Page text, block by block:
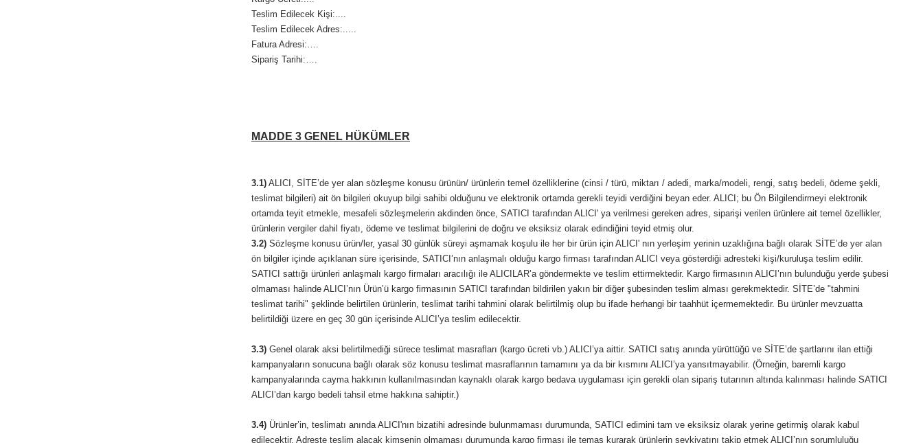
Teslim Edilecek Kişi:....
Teslim Edilecek Adres:.....
Fatura Adresi:….
Sipariş Tarihi:….
MADDE 3 GENEL HÜKÜMLER
3.1) ALICI, SİTE’de yer alan sözleşme konusu ürünün/ ürünlerin temel özelliklerine (cinsi / türü, miktarı / adedi, marka/modeli, rengi, satış bedeli, ödeme şekli,
teslimat bilgileri) ait ön bilgileri okuyup bilgi sahibi olduğunu ve elektronik ortamda gerekli teyidi verdiğini beyan eder. ALICI; bu Ön Bilgilendirmeyi elektronik
ortamda teyit etmekle, mesafeli sözleşmelerin akdinden önce, SATICI tarafından ALICI' ya verilmesi gereken adres, siparişi verilen ürünlere ait temel özellikler,
ürünlerin vergiler dahil fiyatı, ödeme ve teslimat bilgilerini de doğru ve eksiksiz olarak edindiğini teyid etmiş olur.
3.2) Sözleşme konusu ürün/ler, yasal 30 günlük süreyi aşmamak koşulu ile her bir ürün için ALICI' nın yerleşim yerinin uzaklığına bağlı olarak SİTE’de yer alan
ön bilgiler içinde açıklanan süre içerisinde, SATICI’nın anlaşmalı olduğu kargo firması tarafından ALICI veya gösterdiği adresteki kişi/kuruluşa teslim edilir.
SATICI sattığı ürünleri anlaşmalı kargo firmaları aracılığı ile ALICILAR’a göndermekte ve teslim ettirmektedir. Kargo firmasının ALICI’nın bulunduğu yerde şubesi
olmaması halinde ALICI’nın Ürün’ü kargo firmasının SATICI tarafından bildirilen yakın bir diğer şubesinden teslim alması gerekmektedir. SİTE’de "tahmini
teslimat tarihi" şeklinde belirtilen ürünlerin, teslimat tarihi tahmini olarak belirtilmiş olup bu ifade herhangi bir taahhüt içermemektedir. Bu ürünler mevzuatta
belirtildiği üzere en geç 30 gün içerisinde ALICI’ya teslim edilecektir.
3.3) Genel olarak aksi belirtilmediği sürece teslimat masrafları (kargo ücreti vb.) ALICI’ya aittir. SATICI satış anında yürüttüğü ve SİTE’de şartlarını ilan ettiği
kampanyaların sonucuna bağlı olarak söz konusu teslimat masraflarının tamamını ya da bir kısmını ALICI’ya yansıtmayabilir. (Örneğin, baremli kargo
kampanyalarında cayma hakkının kullanılmasından kaynaklı olarak kargo bedava uygulaması için gerekli olan sipariş tutarının altında kalınması halinde SATICI
ALICI’dan kargo bedeli tahsil etme hakkına sahiptir.)
3.4) Ürünler’in, teslimatı anında ALICI'nın bizatihi adresinde bulunmaması durumunda, SATICI edimini tam ve eksiksiz olarak yerine getirmiş olarak kabul
edilecektir. Adreste teslim alacak kimsenin olmaması durumunda kargo firması ile temas kurarak ürünlerin sevkiyatını takip etmek ALICI’nın sorumluluğu